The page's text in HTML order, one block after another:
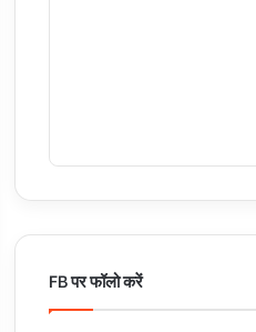
FB पर फॉलो करें